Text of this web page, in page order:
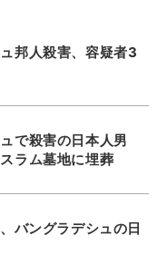
邦人殺害、容疑者3
で殺害の日本人男
ラム墓地に埋葬
バングラデシュの日